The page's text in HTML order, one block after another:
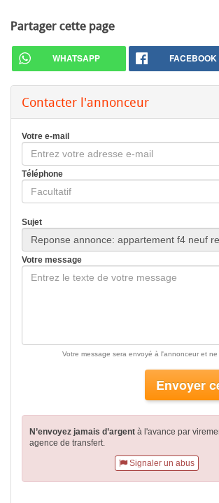
Partager cette page
WHATSAPP FACEBOOK
Contacter l'annonceur
Votre e-mail
Téléphone
Sujet
Votre message
Votre message sera envoyé à l'annonceur et ne
Envoyer
N’envoyez jamais d’argent à l'avance par
agence de transfert.
Signaler un abus